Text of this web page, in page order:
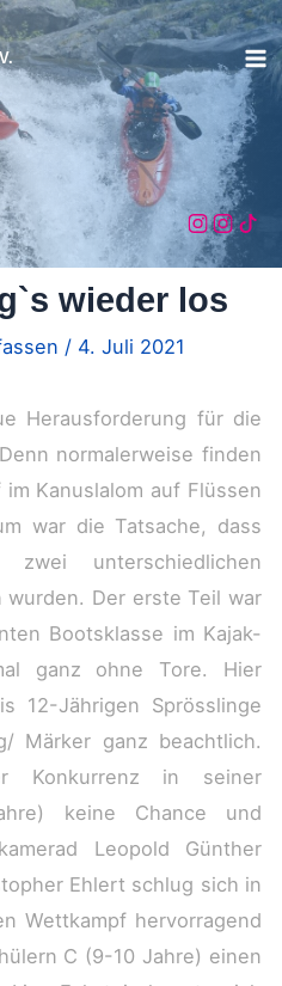
wieder los
/ 4. Juli 2021
Herausforderung für die
normalerweise finden
Kanuslalom auf Flüssen
war die Tatsache, dass
unterschiedlichen
wurden. Der erste Teil war
Bootsklasse im Kajak-
ganz ohne Tore. Hier
12-Jährigen Sprösslinge
Märker ganz beachtlich.
Konkurrenz in seiner
keine Chance und
Leopold Günther
Ehlert schlug sich in
Wettkampf hervorragend
C (9-10 Jahre) einen